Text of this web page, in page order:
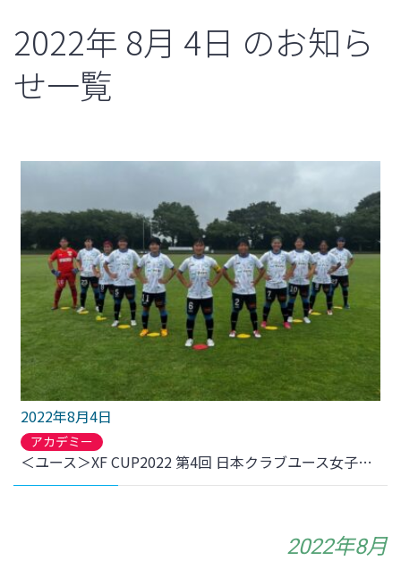
2022年 8月 4日 のお知ら
せ一覧
2022年8月4日
アカデミー
＜ユース＞XF CUP2022 第4回 日本クラブユース女子サッカー大会(U-18) 日テレ･東京ヴェルディメニーナ戦 結果のお知らせ
2022年8月